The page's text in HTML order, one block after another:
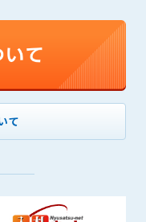
て
建設資料館WEB上で
はありません。
の届出内容に変更が
変更の届出をするもの
利益を被ったとして
。
載を解約する場合
・電話等で管理者宛に
、契約期間終了月の